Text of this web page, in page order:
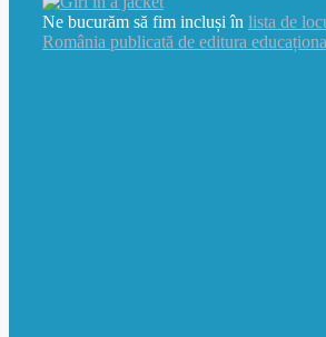
Ne bucurăm să fim incluși în lista de
România publicată de editura